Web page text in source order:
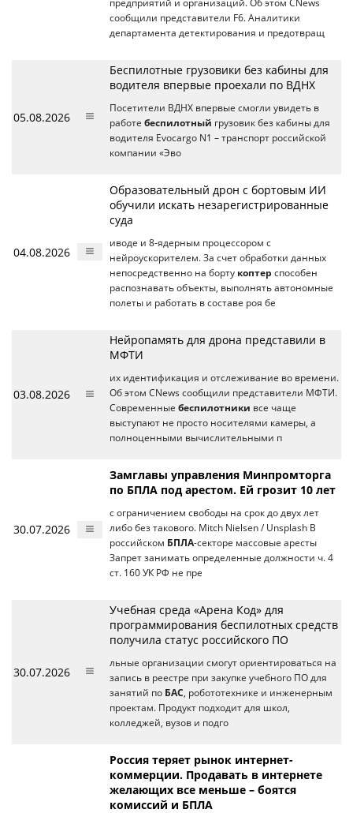
предприятий и организаций. Об этом CNews
сообщили представители F6. Аналитики
департамента детектирования и предотвращ
05.08.2026
Беспилотные грузовики без кабины для
водителя впервые проехали по ВДНХ
Посетители ВДНХ впервые смогли увидеть в
работе беспилотный грузовик без кабины для
водителя Evocargo N1 – транспорт российской
компании «Эво
04.08.2026
Образовательный дрон с бортовым ИИ
обучили искать незарегистрированные
суда
иводе и 8-ядерным процессором с
нейроускорителем. За счет обработки данных
непосредственно на борту коптер способен
распознавать объекты, выполнять автономные
полеты и работать в составе роя бе
03.08.2026
Нейропамять для дрона представили в
МФТИ
их идентификация и отслеживание во времени.
Об этом CNews сообщили представители МФТИ.
Современные беспилотники все чаще
выступают не просто носителями камеры, а
полноценными вычислительными п
30.07.2026
Замглавы управления Минпромторга
по БПЛА под арестом. Ей грозит 10 лет
с ограничением свободы на срок до двух лет
либо без такового. Mitch Nielsen / Unsplash В
российском БПЛА-секторе массовые аресты
Запрет занимать определенные должности ч. 4
ст. 160 УК РФ не пре
30.07.2026
Учебная среда «Арена Код» для
программирования беспилотных средств
получила статус российского ПО
льные организации смогут ориентироваться на
запись в реестре при закупке учебного ПО для
занятий по БАС , робототехнике и инженерным
проектам. Продукт подходит для школ,
колледжей, вузов и подго
Россия теряет рынок интернет-
коммерции. Продавать в интернете
желающих все меньше – боятся
комиссий и БПЛА